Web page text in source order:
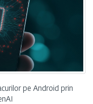
pe Android prin